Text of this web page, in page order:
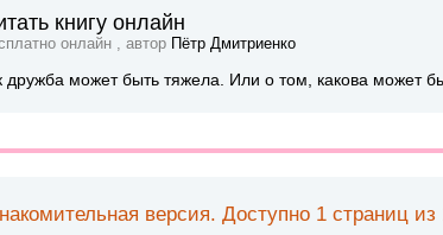
книгу онлайн
онлайн , автор Пётр Дмитриенко
дружба может быть тяжела. Или о том, какова может
версия. Доступно 1 страниц из